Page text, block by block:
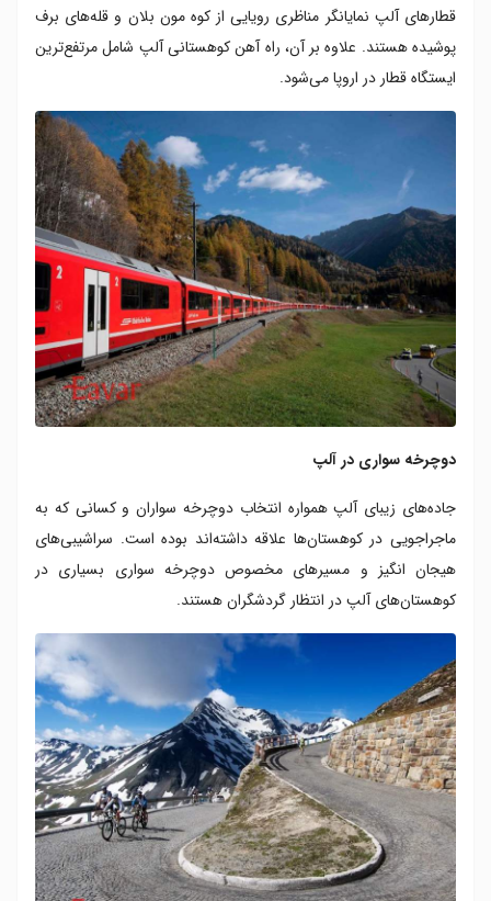
قطار‌های آلپ نمایانگر مناظری رویایی از کوه مون بلان و قله‌های برف
پوشیده هستند. علاوه بر آن‌، راه آهن کوهستانی آلپ شامل مرتفع‌ترین
ایستگاه قطار در اروپا می‌شود.
دوچرخه سواری در آلپ
جاده‌های زیبای آلپ همواره انتخاب دوچرخه سواران و کسانی که به
ماجراجویی در کوهستان‌ها علاقه داشته‌اند بوده است. سراشیبی‌های
هیجان انگیز و مسیرهای مخصوص دوچرخه سواری بسیاری در
کوهستان‌‎های آلپ در انتظار گردشگران هستند.